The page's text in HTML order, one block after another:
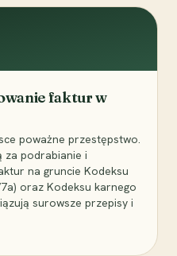
faktur w
poważne przestępstwo.
za podrabianie i
na gruncie Kodeksu
oraz Kodeksu karnego
surowsze przepisy i